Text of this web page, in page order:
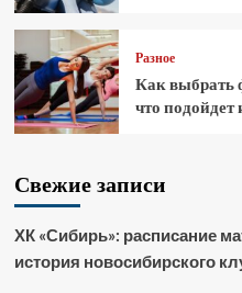
Разное
Как выбрать
что
Свежие записи
ХК «Сибирь»: расписание
история новосибирского